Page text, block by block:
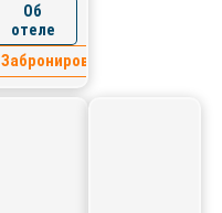
Об
отеле
Забронировать